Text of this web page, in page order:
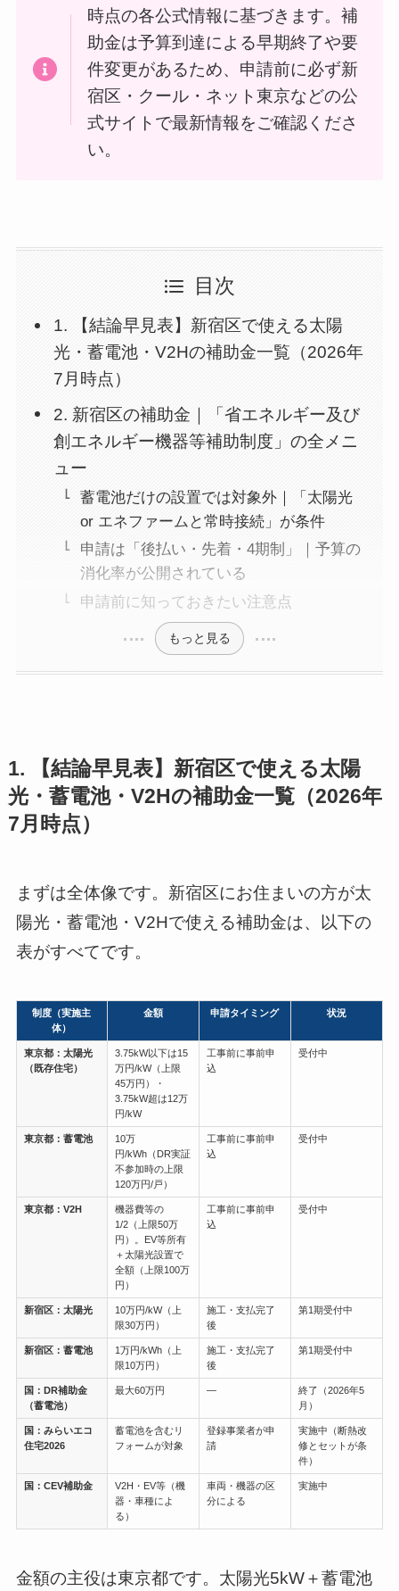
時点の各公式情報に基づきます。補
助金は予算到達による早期終了や要
件変更があるため、申請前に必ず新
宿区・クール・ネット東京などの公
式サイトで最新情報をご確認くださ
い。
目次
1. 【結論早見表】新宿区で使える太陽
光・蓄電池・V2Hの補助金一覧（2026年
7月時点）
2. 新宿区の補助金｜「省エネルギー及び
創エネルギー機器等補助制度」の全メニ
ュー
蓄電池だけの設置では対象外｜「太陽光
or エネファームと常時接続」が条件
申請は「後払い・先着・4期制」｜予算の
消化率が公開されている
申請前に知っておきたい注意点
もっと見る
1. 【結論早見表】新宿区で使える太陽
光・蓄電池・V2Hの補助金一覧（2026年
7月時点）
まずは全体像です。新宿区にお住まいの方が太
陽光・蓄電池・V2Hで使える補助金は、以下の
表がすべてです。
制度（実施主
体）
金額 申請タイミング 状況
東京都：太陽光
（既存住宅）
3.75kW以下は15
万円/kW（上限
45万円）・
3.75kW超は12万
円/kW
工事前に事前申
込
受付中
東京都：蓄電池
10万
円/kWh（DR実証
不参加時の上限
120万円/戸）
工事前に事前申
込
受付中
東京都：V2H
機器費等の
1/2（上限50万
円）。EV等所有
＋太陽光設置で
全額（上限100万
円）
工事前に事前申
込
受付中
新宿区：太陽光
10万円/kW（上
限30万円）
施工・支払完了
後
第1期受付中
新宿区：蓄電池
1万円/kWh（上
限10万円）
施工・支払完了
後
第1期受付中
国：DR補助金
（蓄電池）
最大60万円 ―
終了（2026年5
月）
国：みらいエコ
住宅2026
蓄電池を含むリ
フォームが対象
登録事業者が申
請
実施中（断熱改
修とセットが条
件）
国：CEV補助金
V2H・EV等（機
器・車種によ
る）
車両・機器の区
分による
実施中
金額の主役は東京都です。太陽光5kW＋蓄電池